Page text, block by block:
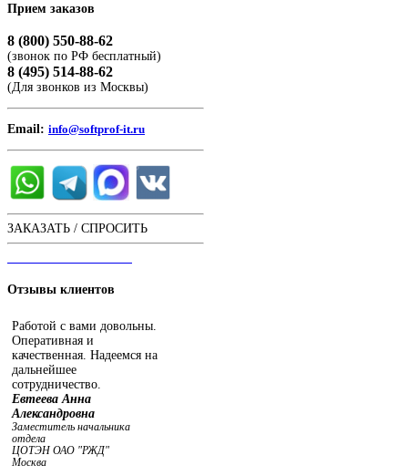
Прием заказов
8 (800) 550-88-62
(звонок по РФ бесплатный)
8 (495) 514-88-62
(Для звонков из Москвы)
Email: info@softprof-it.ru
ЗАКАЗАТЬ / СПРОСИТЬ
Отзывы клиентов
Работой с вами довольны.
Оперативная и
качественная. Надеемся на
дальнейшее
сотрудничество.
Евтеева Анна
Александровна
Заместитель начальника
отдела
ЦОТЭН ОАО "РЖД"
Москва